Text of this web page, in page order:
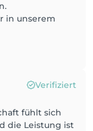
in unserem
Verifiziert
fühlt sich
die Leistung ist